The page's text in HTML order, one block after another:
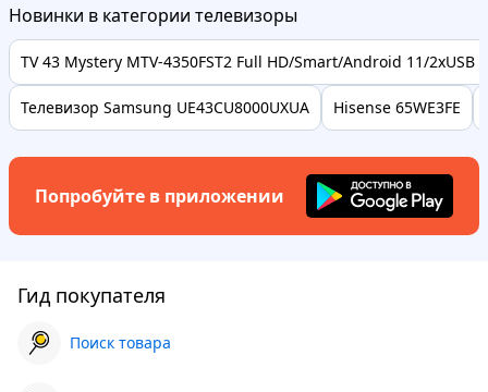
Новинки в категории телевизоры
TV 43 Mystery MTV-4350FST2 Full HD/Smart/Android 11/2xUSB
Телевизор Samsung UE43CU8000UXUA Hisense 65WE3FE
Попробуйте в приложении
Гид покупателя
Поиск товара